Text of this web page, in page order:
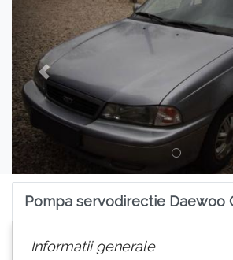
Pompa servodirectie Daewoo
Informatii generale